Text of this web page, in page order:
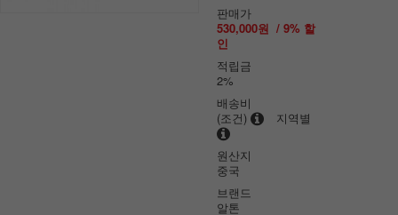
판매가
530,000원 / 9% 할
인
적립금
2%
배송비
(조건)
지역별
원산지
중국
브랜드
알톤